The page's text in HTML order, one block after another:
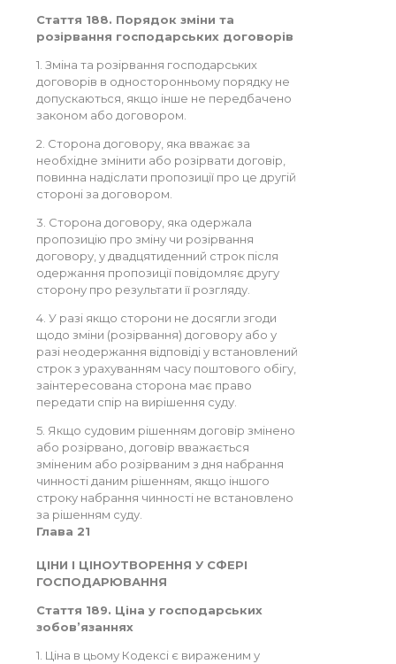
Стаття 188. Порядок зміни та
розірвання господарських договорів
1. Зміна та розірвання господарських
договорів в односторонньому порядку не
допускаються, якщо інше не передбачено
законом або договором.
2. Сторона договору, яка вважає за
необхідне змінити або розірвати договір,
повинна надіслати пропозиції про це другій
стороні за договором.
3. Сторона договору, яка одержала
пропозицію про зміну чи розірвання
договору, у двадцятиденний строк після
одержання пропозиції повідомляє другу
сторону про результати її розгляду.
4. У разі якщо сторони не досягли згоди
щодо зміни (розірвання) договору або у
разі неодержання відповіді у встановлений
строк з урахуванням часу поштового обігу,
заінтересована сторона має право
передати спір на вирішення суду.
5. Якщо судовим рішенням договір змінено
або розірвано, договір вважається
зміненим або розірваним з дня набрання
чинності даним рішенням, якщо іншого
строку набрання чинності не встановлено
за рішенням суду.
Глава 21
ЦІНИ І ЦІНОУТВОРЕННЯ У СФЕРІ
ГОСПОДАРЮВАННЯ
Стаття 189. Ціна у господарських
зобов’язаннях
1. Ціна в цьому Кодексі є вираженим у